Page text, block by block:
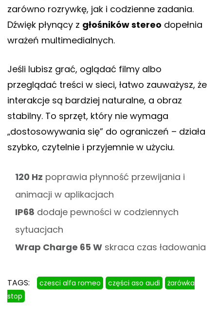
zarówno rozrywkę, jak i codzienne zadania.
Dźwięk płynący z głośników stereo dopełnia
wrażeń multimedialnych.
Jeśli lubisz grać, oglądać filmy albo
przeglądać treści w sieci, łatwo zauważysz, że
interakcje są bardziej naturalne, a obraz
stabilny. To sprzęt, który nie wymaga
„dostosowywania się” do ograniczeń – działa
szybko, czytelnie i przyjemnie w użyciu.
120 Hz poprawia płynność przewijania i
animacji w aplikacjach
IP68 dodaje pewności w codziennych
sytuacjach
Wrap Charge 65 W skraca czas ładowania
TAGS: czesci alfa romeo części aso audi
żarówka
stop